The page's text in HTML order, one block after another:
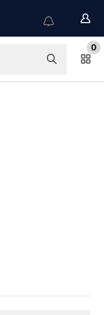
0